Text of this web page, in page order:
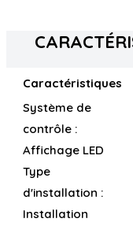
Caractéristiques
Système de
contrôle :
Affichage LED
Type
d'installation :
Installation